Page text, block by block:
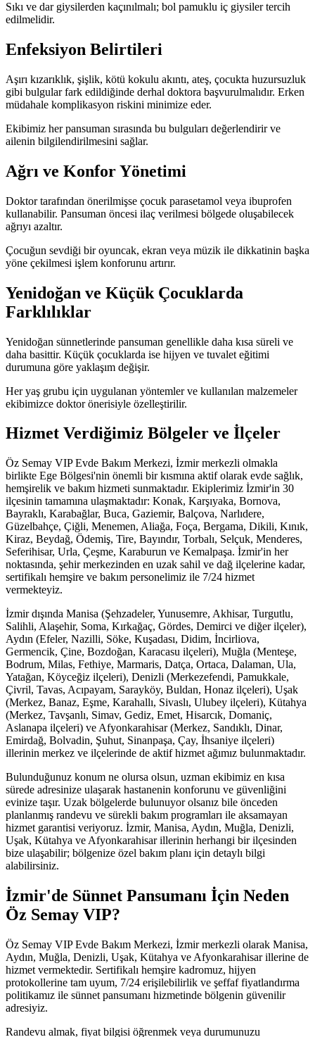
Sıkı ve dar giysilerden kaçınılmalı; bol pamuklu iç giysiler tercih
edilmelidir.
Enfeksiyon Belirtileri
Aşırı kızarıklık, şişlik, kötü kokulu akıntı, ateş, çocukta huzursuzluk
gibi bulgular fark edildiğinde derhal doktora başvurulmalıdır. Erken
müdahale komplikasyon riskini minimize eder.
Ekibimiz her pansuman sırasında bu bulguları değerlendirir ve
ailenin bilgilendirilmesini sağlar.
Ağrı ve Konfor Yönetimi
Doktor tarafından önerilmişse çocuk parasetamol veya ibuprofen
kullanabilir. Pansuman öncesi ilaç verilmesi bölgede oluşabilecek
ağrıyı azaltır.
Çocuğun sevdiği bir oyuncak, ekran veya müzik ile dikkatinin başka
yöne çekilmesi işlem konforunu artırır.
Yenidoğan ve Küçük Çocuklarda
Farklılıklar
Yenidoğan sünnetlerinde pansuman genellikle daha kısa süreli ve
daha basittir. Küçük çocuklarda ise hijyen ve tuvalet eğitimi
durumuna göre yaklaşım değişir.
Her yaş grubu için uygulanan yöntemler ve kullanılan malzemeler
ekibimizce doktor önerisiyle özelleştirilir.
Hizmet Verdiğimiz Bölgeler ve İlçeler
Öz Semay VIP Evde Bakım Merkezi, İzmir merkezli olmakla
birlikte Ege Bölgesi'nin önemli bir kısmına aktif olarak evde sağlık,
hemşirelik ve bakım hizmeti sunmaktadır. Ekiplerimiz İzmir'in 30
ilçesinin tamamına ulaşmaktadır: Konak, Karşıyaka, Bornova,
Bayraklı, Karabağlar, Buca, Gaziemir, Balçova, Narlıdere,
Güzelbahçe, Çiğli, Menemen, Aliağa, Foça, Bergama, Dikili, Kınık,
Kiraz, Beydağ, Ödemiş, Tire, Bayındır, Torbalı, Selçuk, Menderes,
Seferihisar, Urla, Çeşme, Karaburun ve Kemalpaşa. İzmir'in her
noktasında, şehir merkezinden en uzak sahil ve dağ ilçelerine kadar,
sertifikalı hemşire ve bakım personelimiz ile 7/24 hizmet
vermekteyiz.
İzmir dışında Manisa (Şehzadeler, Yunusemre, Akhisar, Turgutlu,
Salihli, Alaşehir, Soma, Kırkağaç, Gördes, Demirci ve diğer ilçeler),
Aydın (Efeler, Nazilli, Söke, Kuşadası, Didim, İncirliova,
Germencik, Çine, Bozdoğan, Karacasu ilçeleri), Muğla (Menteşe,
Bodrum, Milas, Fethiye, Marmaris, Datça, Ortaca, Dalaman, Ula,
Yatağan, Köyceğiz ilçeleri), Denizli (Merkezefendi, Pamukkale,
Çivril, Tavas, Acıpayam, Sarayköy, Buldan, Honaz ilçeleri), Uşak
(Merkez, Banaz, Eşme, Karahallı, Sivaslı, Ulubey ilçeleri), Kütahya
(Merkez, Tavşanlı, Simav, Gediz, Emet, Hisarcık, Domaniç,
Aslanapa ilçeleri) ve Afyonkarahisar (Merkez, Sandıklı, Dinar,
Emirdağ, Bolvadin, Şuhut, Sinanpaşa, Çay, İhsaniye ilçeleri)
illerinin merkez ve ilçelerinde de aktif hizmet ağımız bulunmaktadır.
Bulunduğunuz konum ne olursa olsun, uzman ekibimiz en kısa
sürede adresinize ulaşarak hastanenin konforunu ve güvenliğini
evinize taşır. Uzak bölgelerde bulunuyor olsanız bile önceden
planlanmış randevu ve sürekli bakım programları ile aksamayan
hizmet garantisi veriyoruz. İzmir, Manisa, Aydın, Muğla, Denizli,
Uşak, Kütahya ve Afyonkarahisar illerinin herhangi bir ilçesinden
bize ulaşabilir; bölgenize özel bakım planı için detaylı bilgi
alabilirsiniz.
İzmir'de Sünnet Pansumanı İçin Neden
Öz Semay VIP?
Öz Semay VIP Evde Bakım Merkezi, İzmir merkezli olarak Manisa,
Aydın, Muğla, Denizli, Uşak, Kütahya ve Afyonkarahisar illerine de
hizmet vermektedir. Sertifikalı hemşire kadromuz, hijyen
protokollerine tam uyum, 7/24 erişilebilirlik ve şeffaf fiyatlandırma
politikamız ile sünnet pansumanı hizmetinde bölgenin güvenilir
adresiyiz.
Randevu almak, fiyat bilgisi öğrenmek veya durumunuzu